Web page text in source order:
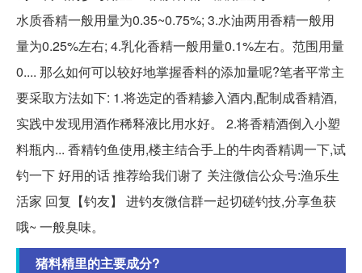
水质香精一般用量为0.35~0.75%; 3.水油两用香精一般用
量为0.25%左右; 4.乳化香精一般用量0.1%左右。范围用量
0.... 那么如何可以较好地掌握香料的添加量呢?笔者平常主
要采取方法如下: 1.将选定的香精掺入酒内,配制成香精酒,
实践中发现用酒作稀释液比用水好。 2.将香精酒倒入小塑
料瓶内... 香精钓鱼使用,楼主结合手上的牛肉香精调一下,试
钓一下 好用的话 推荐给我们谢了 关注微信公众号:渔乐生
活家 回复【钓友】 进钓友微信群一起切磋钓技,分享鱼获
哦~ 一般臭味。
猪料精里的主要成分?